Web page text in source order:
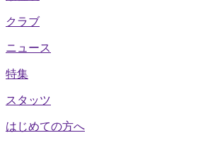
クラブ
ニュース
特集
スタッツ
はじめての方へ